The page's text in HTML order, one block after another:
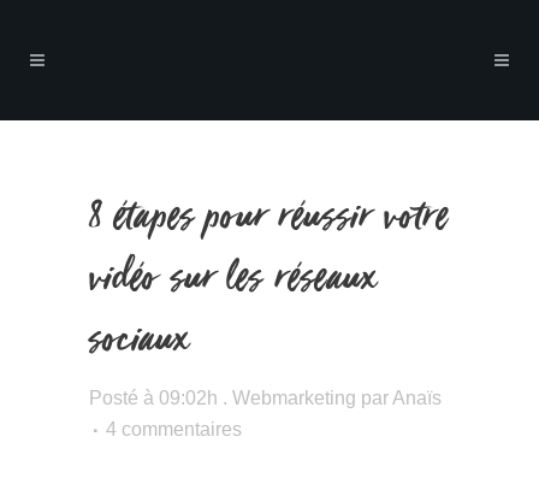
8 étapes pour réussir votre
vidéo sur les réseaux
sociaux
Posté à 09:02h . Webmarketing parAnaïs
4 commentaires